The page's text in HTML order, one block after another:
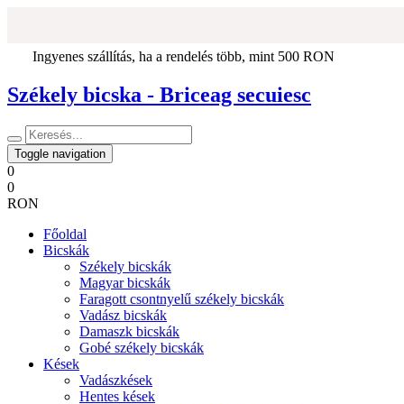
Ingyenes szállítás, ha a rendelés több, mint 500 RON
Székely bicska - Briceag secuiesc
Toggle navigation
0
0
RON
Főoldal
Bicskák
Székely bicskák
Magyar bicskák
Faragott csontnyelű székely bicskák
Vadász bicskák
Damaszk bicskák
Gobé székely bicskák
Kések
Vadászkések
Hentes kések